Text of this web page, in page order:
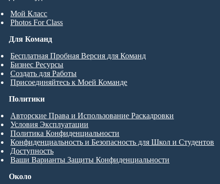
Мой Класс
Photos For Class
Для Команд
Бесплатная Пробная Версия для Команд
Бизнес Ресурсы
Создать для Работы
Присоединяйтесь к Моей Команде
Около
Политики
Авторские Права и Использование Раскадровки
Условия Эксплуатации
Политика Конфиденциальности
Конфиденциальность и Безопасность для Школ и Студентов
Доступность
Ваши Варианты Защиты Конфиденциальности